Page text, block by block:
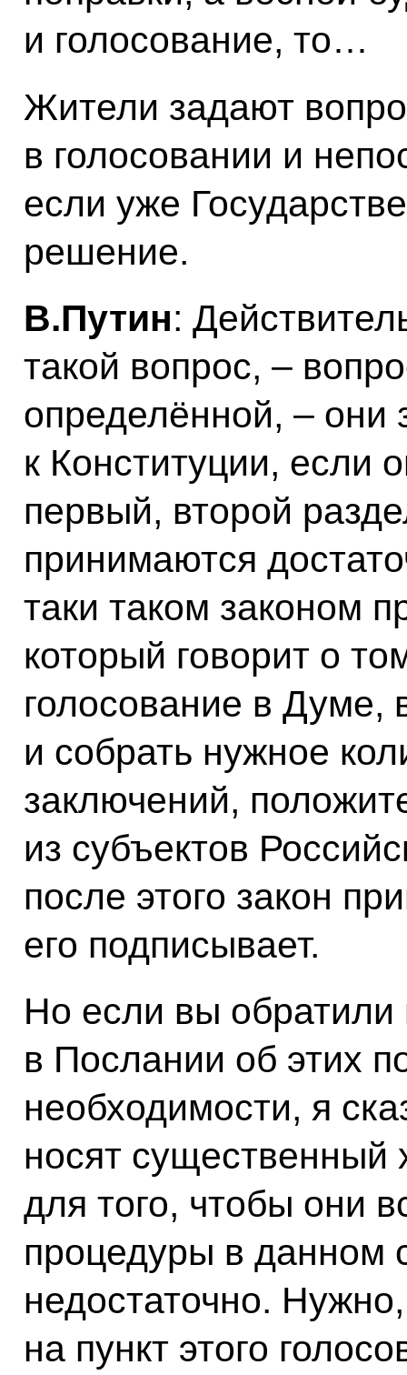
и голосование, то…
Жители задают
в голосовании и
если уже
решение.
В.Путин:
такой вопрос, –
определённой, – они
к Конституции, если
первый, второй
принимаются
таки таком законом
который говорит о
голосование в Думе,
и собрать нужное
заключений,
из субъектов
после этого закон
его подписывает.
Но если вы обратили
в Послании об этих
необходимости, я
носят существенный
для того, чтобы они
процедуры в данном
недостаточно.
на пункт этого